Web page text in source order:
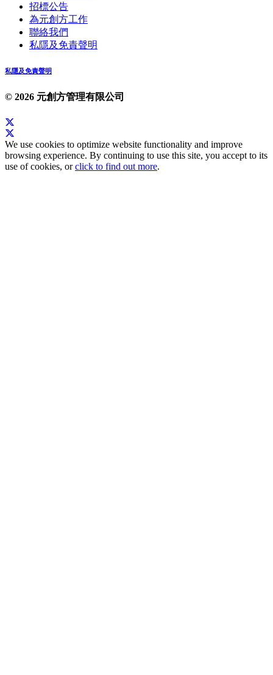
招標公告
為元創方工作
聯絡我們
私隱及免責聲明
私隱及免責聲明
© 2026 元創方管理有限公司
We use cookies to optimize website functionality and improve
browsing experience. By continuing to use this site, you accept to its
use of cookies, orclick to find out more.